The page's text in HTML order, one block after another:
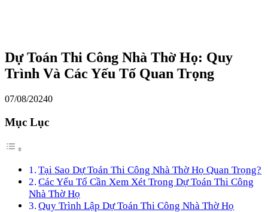
Dự Toán Thi Công Nhà Thờ Họ: Quy
Trình Và Các Yếu Tố Quan Trọng
07/08/20240
Mục Lục
Tại Sao Dự Toán Thi Công Nhà Thờ Họ Quan Trọng?
Các Yếu Tố Cần Xem Xét Trong Dự Toán Thi Công
Nhà Thờ Họ
Quy Trình Lập Dự Toán Thi Công Nhà Thờ Họ